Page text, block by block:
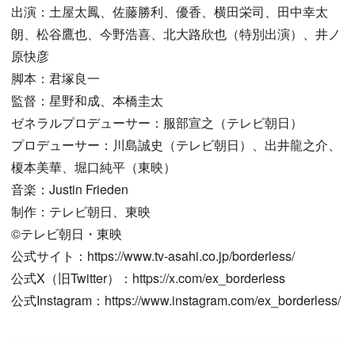
出演：土屋太鳳、佐藤勝利、優香、横田栄司、田中幸太
朗、松谷鷹也、今野浩喜、北大路欣也（特別出演）、井ノ
原快彦
脚本：君塚良一
監督：星野和成、本橋圭太
ゼネラルプロデューサー：服部宣之（テレビ朝日）
プロデューサー：川島誠史（テレビ朝日）、出井龍之介、
榎本美華、堀口純平（東映）
音楽：Justin Frieden
制作：テレビ朝日、東映
©テレビ朝日・東映
公式サイト：https://www.tv-asahi.co.jp/borderless/
公式X（旧Twitter）：https://x.com/ex_borderless
公式Instagram：https://www.instagram.com/ex_borderless/